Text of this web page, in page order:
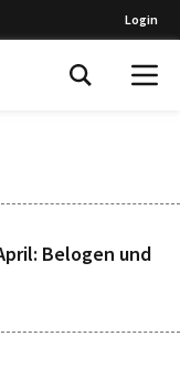
Login
Belogen und